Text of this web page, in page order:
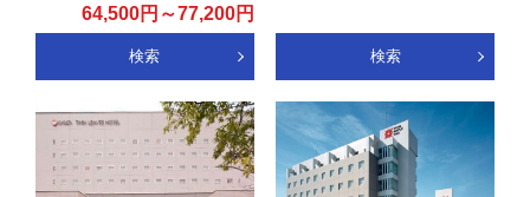
64,500円 ～77,200円
検索 検索